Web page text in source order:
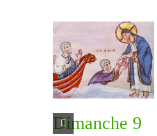
Dimanche 9